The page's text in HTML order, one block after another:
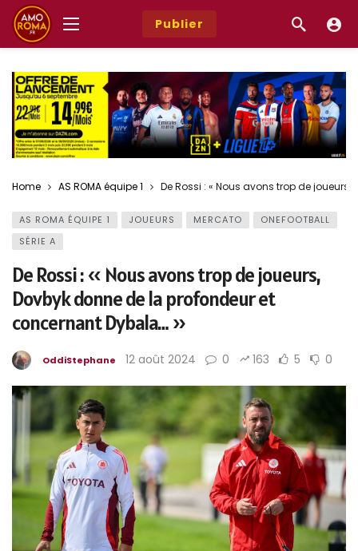
Publier
Home AS ROMA équipe 1 De Rossi : « Nous avons trop de
AS ROMA ÉQUIPE 1 JOUEURS MERCATO
ONEFOOTBALL
SÉRIE A
De Rossi : « Nous avons trop de joueurs,
Dovbyk donne de la profondeur et
concernant Dybala… »
OddiStephane 12 août 2024 0 163 5 0